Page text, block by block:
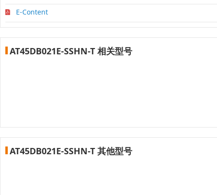
E-Content
AT45DB021E-SSHN-T 相关型号
AT45DB021E-SSHN-T 其他型号